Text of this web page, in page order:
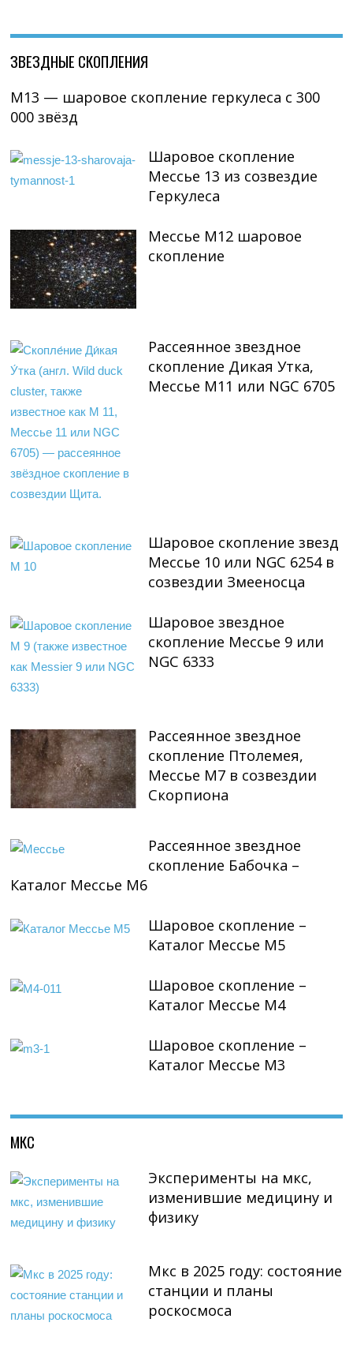
ЗВЕЗДНЫЕ СКОПЛЕНИЯ
М13 — шаровое скопление геркулеса с 300
000 звёзд
Шаровое скопление
Мессье 13 из созвездие
Геркулеса
Мессье М12 шаровое
скопление
Рассеянное звездное
скопление Дикая Утка,
Мессье М11 или NGC 6705
Шаровое скопление звезд
Мессье 10 или NGC 6254 в
созвездии Змееносца
Шаровое звездное
скопление Мессье 9 или
NGC 6333
Рассеянное звездное
скопление Птолемея,
Мессье М7 в созвездии
Скорпиона
Рассеянное звездное
скопление Бабочка –
Каталог Мессье М6
Шаровое скопление –
Каталог Мессье М5
Шаровое скопление –
Каталог Мессье М4
Шаровое скопление –
Каталог Мессье М3
МКС
Эксперименты на мкс,
изменившие медицину и
физику
Мкс в 2025 году: состояние
станции и планы
роскосмоса